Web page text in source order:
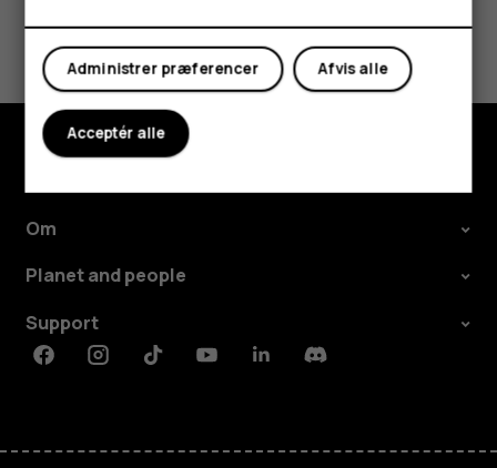
Min konto
Synes du, dette var nyttigt?
Ja Nej
Om
Planet and people
Support
FacebookInstagramTiktokYoutubeLinkedinDiscord
Afvis alle
Administrer præferencer
Acceptér alle